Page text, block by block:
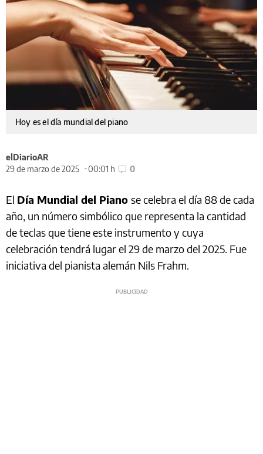
Hoy es el día mundial del piano
elDiarioAR
29 de marzo de 2025
00:01 h 0
El Día Mundial del Piano se celebra el día 88 de cada
año, un número simbólico que representa la cantidad
de teclas que tiene este instrumento y cuya
celebración tendrá lugar el 29 de marzo del 2025. Fue
iniciativa del pianista alemán Nils Frahm.